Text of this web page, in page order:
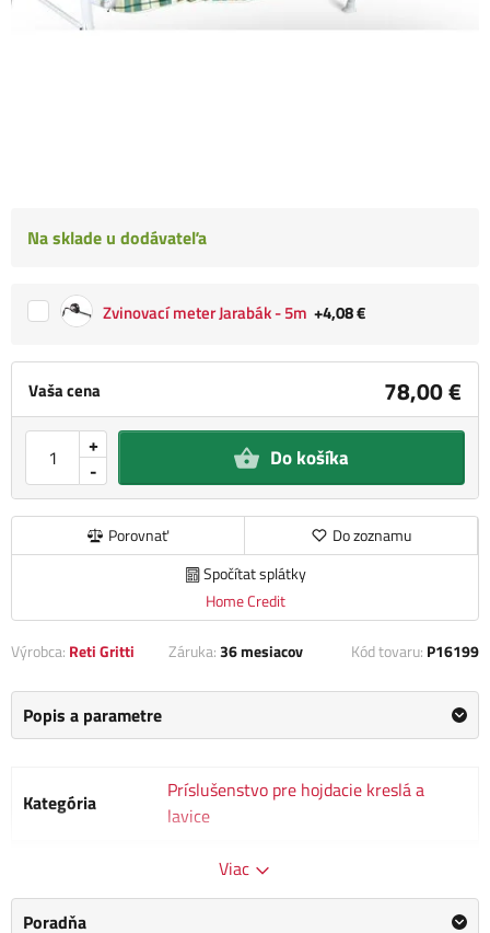
Vaša cena 78,00 €
-
+ Do košíka
Porovnať
Do zoznamu
Spočítat splátky
Home Credit
Na sklade u dodávateľa
Zvinovací meter Jarabák - 5m +4,08 €
Výrobca: Reti Gritti Záruka:36 mesiacov Kód tovaru: P16199
Popis a parametre
Kategória
Príslušenstvo pre hojdacie kreslá a
lavice
Reti Gritti
Viac
Poradňa